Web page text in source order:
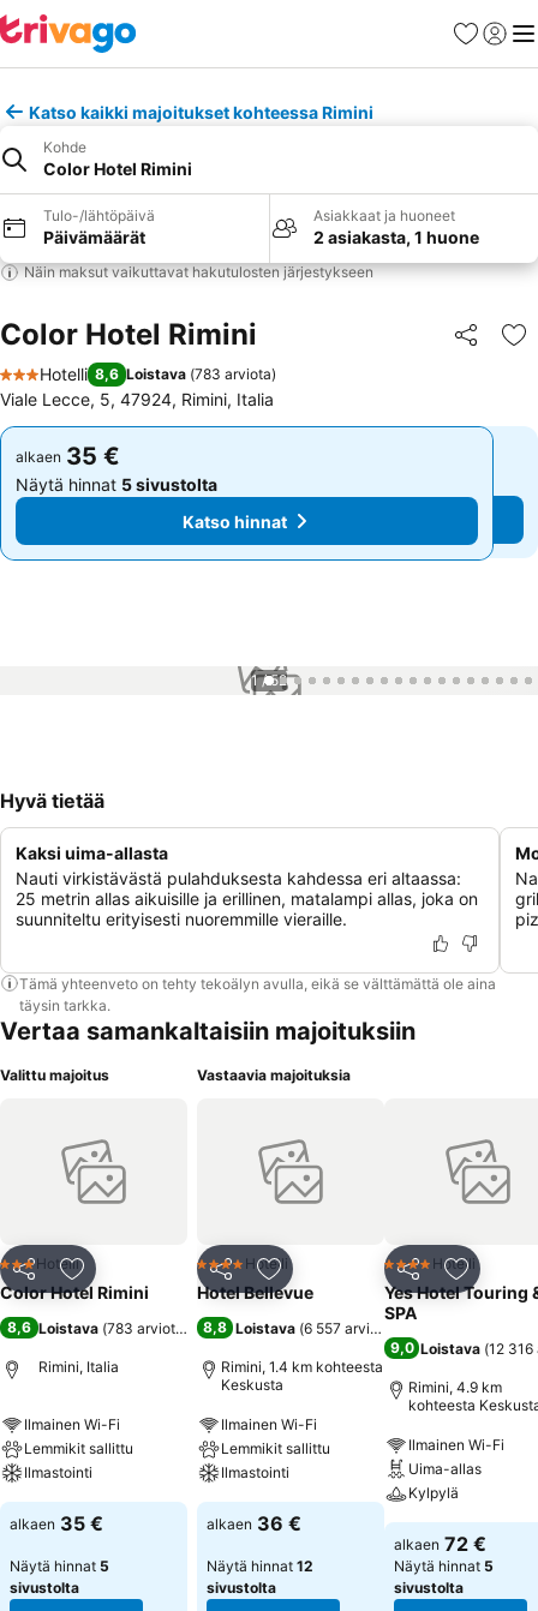
Suosikit
Katso kaikki majoitukset kohteessa Rimini
Kohde
Color Hotel Rimini
Tulo-/lähtöpäivä
Päivämäärät
Asiakkaat ja huoneet
2 asiakasta, 1 huone
Näin maksut vaikuttavat hakutulosten järjestykseen
Color Hotel Rimini Jaa
3 Tähtiluokitus
Hotelli 8,6 Loistava (783 arviota)
Viale Lecce, 5, 47924, Rimini, Italia
alkaen 35 €
Näytä hinnat 5 sivustolta
Katso hinnat
alkaen 35 €
Näytä hinnat 5 sivustolta
Katso hinnat
1 / 52
Hyvä tietää
Kaksi uima-allasta
Nauti virkistävästä pulahduksesta kahdessa eri altaassa:
25 metrin allas aikuisille ja erillinen, matalampi allas, joka on
suunniteltu erityisesti nuoremmille vieraille.
Tämä yhteenveto on tehty tekoälyn avulla, eikä se välttämättä ole aina
täysin tarkka.
Vertaa samankaltaisiin majoituksiin
Valittu majoitus
Jaa Lisää suosikkeihin
3 Tähtiluokitus
Hotelli
Color Hotel Rimini
8,6 Loistava (783 arviota)
Rimini, Italia
Ilmainen Wi-Fi
Lemmikit sallittu
Ilmastointi
alkaen 35 €
Näytä hinnat 5
sivustolta
Vastaavia majoituksia
Jaa Lisää suosikkeihin
4 Tähtiluokitus
Hotelli
Hotel Bellevue
8,8 Loistava (6 557 arviota
Rimini, 1.4 km kohteesta
Keskusta
Ilmainen Wi-Fi
Lemmikit sallittu
Ilmastointi
alkaen 36 €
Näytä hinnat 12
sivustolta
Jaa Lisää
4 Tähtiluokitus
Hotelli
Yes Hotel Touring
SPA
9,0 Loistava (12
Rimini, 4.9 km
kohteesta
Ilmainen Wi-Fi
Uima-allas
Kylpylä
alkaen 72 €
Näytä hinnat 5
sivustolta